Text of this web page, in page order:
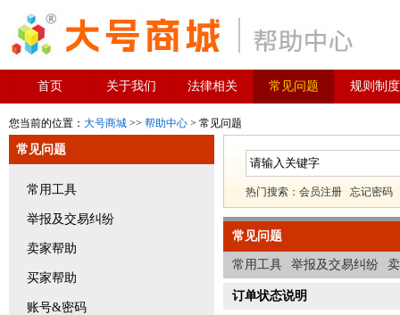
首页 关于我们 法律相关 常见问题 规则制度
您当前的位置： 大号商城 >> 帮助中心 > 常见问题
常见问题
常用工具
举报及交易纠纷
卖家帮助
买家帮助
账号&密码
热门搜索： 会员注册 忘记密码
常见问题
常用工具 举报及交易纠纷
订单状态说明